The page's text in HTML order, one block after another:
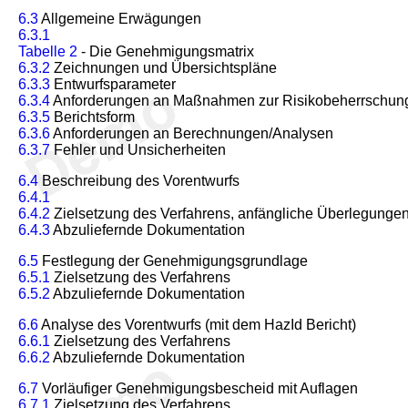
6.3Allgemeine Erwägungen
6.3.1
Tabelle 2 - Die Genehmigungsmatrix
6.3.2 Zeichnungen und Übersichtspläne
6.3.3 Entwurfsparameter
6.3.4Anforderungen an Maßnahmen zur
6.3.5 Berichtsform
6.3.6Anforderungen an Berechnungen/Analysen
6.3.7 Fehler und Unsicherheiten
6.4 Beschreibung des Vorentwurfs
6.4.1
6.4.2 Zielsetzung des Verfahrens, anfängliche
6.4.3Abzuliefernde Dokumentation
6.5 Festlegung der Genehmigungsgrundlage
6.5.1 Zielsetzung des Verfahrens
6.5.2 Abzuliefernde Dokumentation
6.6Analyse des Vorentwurfs (mit dem HazId Bericht)
6.6.1 Zielsetzung des Verfahrens
6.6.2 Abzuliefernde Dokumentation
6.7 Vorläufiger Genehmigungsbescheid mit Auflagen
6.7.1 Zielsetzung des Verfahrens